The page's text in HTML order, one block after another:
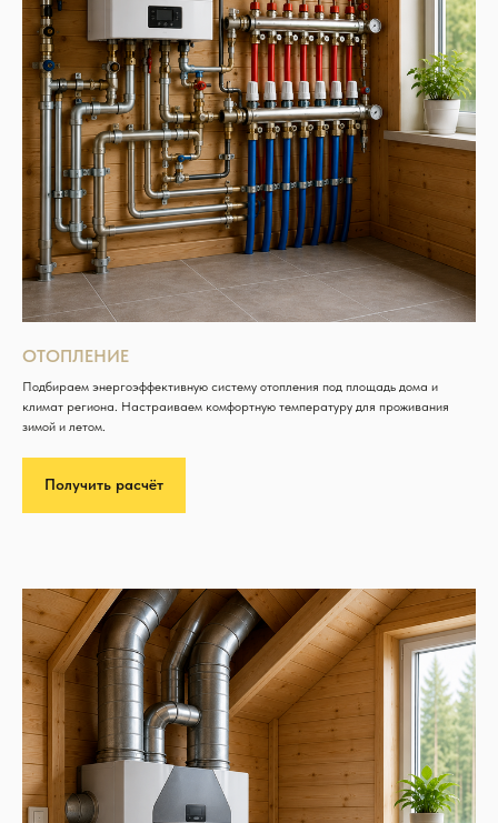
ОТОПЛЕНИЕ
Подбираем энергоэффективную систему отопления под площадь дома и
климат региона. Настраиваем комфортную температуру для проживания
зимой и летом.
Получить расчёт